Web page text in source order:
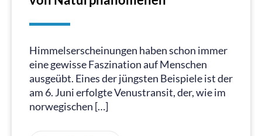
Himmelserscheinungen haben schon immer
eine gewisse Faszination auf Menschen
ausgeübt. Eines der jüngsten Beispiele ist der
am 6. Juni erfolgte Venustransit, der, wie im
norwegischen […]